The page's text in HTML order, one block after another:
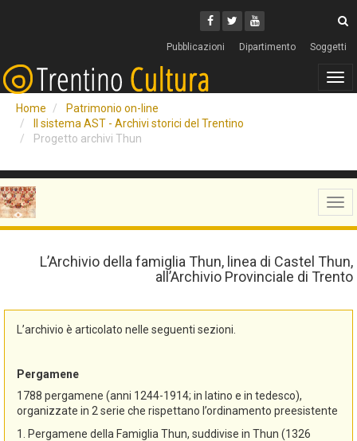
Facebook
Twitter
Youtube
Pubblicazioni Dipartimento Soggetti
Home
Patrimonio on-line
Il sistema AST - Archivi storici del Trentino
Progetto archivi Thun
L’Archivio della famiglia Thun, linea di Castel Thun,
all’Archivio Provinciale di Trento
L’archivio è articolato nelle seguenti sezioni.
Pergamene
1788 pergamene (anni 1244-1914; in latino e in tedesco),
organizzate in 2 serie che rispettano l’ordinamento preesistente
1. Pergamene della Famiglia Thun, suddivise in Thun (1326